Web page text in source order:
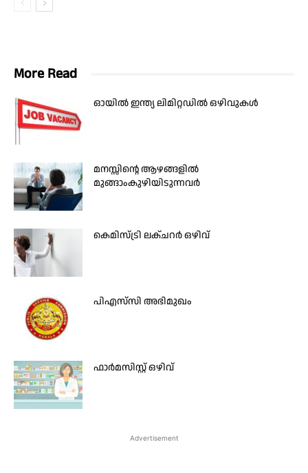
More Read
ഓയിൽ ഇന്ത്യ ലിമിറ്റഡിൽ ഒഴിവുകൾ
മനസ്സിന്റെ ആഴങ്ങളിൽ
മുങ്ങാംകുഴിയിടുന്നവർ
കെമിസ്ട്രി ലക്ചറര്‍ ഒഴിവ്
പിഎസ്‌സി അഭിമുഖം
ഫാര്‍മസിസ്റ്റ് ഒഴിവ്
Advertisement